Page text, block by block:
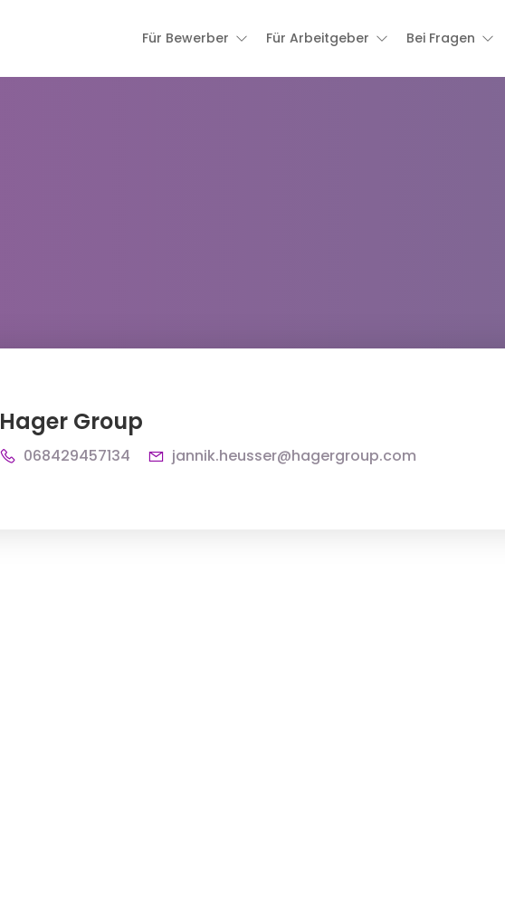
Für Bewerber Für Arbeitgeber Bei Fragen
Hager Group
068429457134 jannik.heusser@hagergroup.com